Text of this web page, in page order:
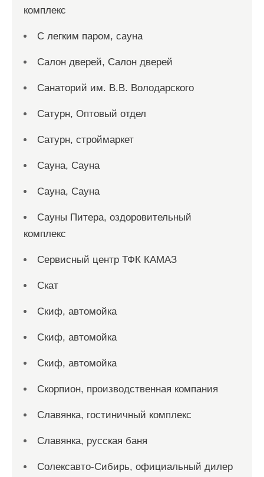
комплекс
С легким паром, сауна
Салон дверей, Салон дверей
Санаторий им. В.В. Володарского
Сатурн, Оптовый отдел
Сатурн, строймаркет
Сауна, Сауна
Сауна, Сауна
Сауны Питера, оздоровительный
комплекс
Сервисный центр ТФК КАМАЗ
Скат
Скиф, автомойка
Скиф, автомойка
Скиф, автомойка
Скорпион, производственная компания
Славянка, гостиничный комплекс
Славянка, русская баня
Солексавто-Сибирь, официальный дилер